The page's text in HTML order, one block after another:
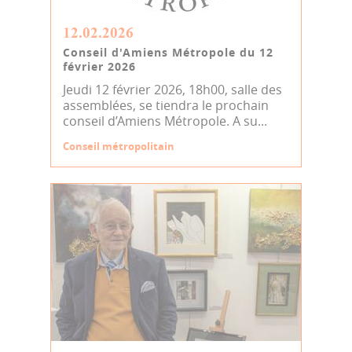
12.02.2026
Conseil d'Amiens Métropole du 12
février 2026
Jeudi 12 février 2026, 18h00, salle des
assemblées, se tiendra le prochain
conseil d’Amiens Métropole. A su...
Conseil métropolitain